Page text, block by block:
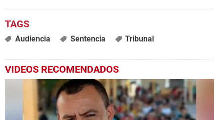
Audiencia Sentencia Tribunal
VIDEOS RECOMENDADOS